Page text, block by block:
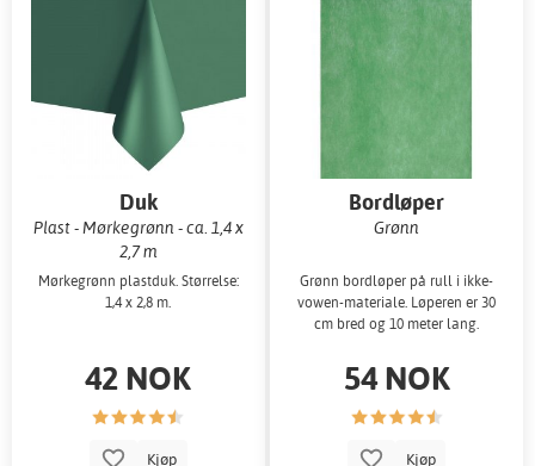
Duk
Plast - Mørkegrønn - ca. 1,4 x
2,7 m
Mørkegrønn plastduk. Størrelse:
1,4 x 2,8 m.
42 NOK
Kjøp
Bordløper
Grønn
Grønn bordløper på rull i ikke-
vowen-materiale. Løperen er 30
cm bred og 10 meter lang.
54 NOK
Kjøp